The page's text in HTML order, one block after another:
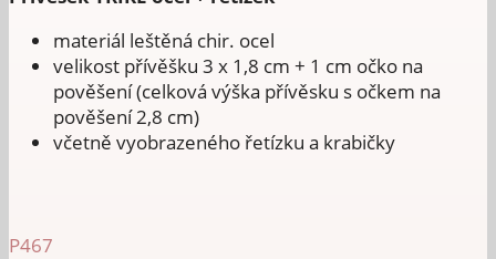
materiál leštěná chir. ocel
velikost přívěšku 3 x 1,8 cm + 1 cm očko na
pověšení (celková výška přívěsku s očkem na
pověšení 2,8 cm)
včetně vyobrazeného řetízku a krabičky
P467